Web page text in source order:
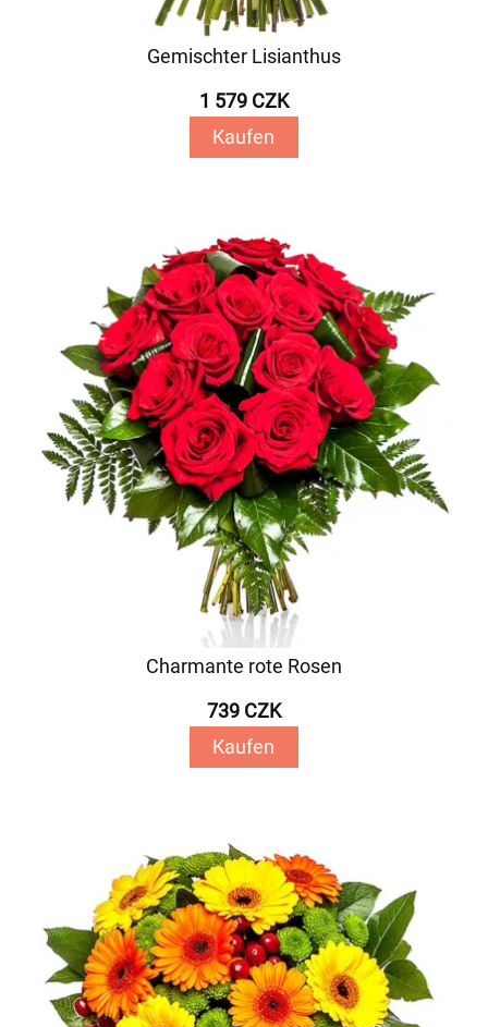
Gemischter Lisianthus
1 579 CZK
Kaufen
Charmante rote Rosen
739 CZK
Kaufen